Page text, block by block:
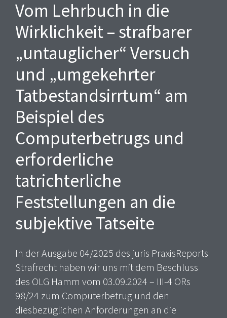
Vom Lehrbuch in die
Wirklichkeit – strafbarer
„untauglicher“ Versuch
und „umgekehrter
Tatbestandsirrtum“ am
Beispiel des
Computerbetrugs und
erforderliche
tatrichterliche
Feststellungen an die
subjektive Tatseite
In der Ausgabe 04/2025 des juris PraxisReports
Strafrecht haben wir uns mit dem Beschluss
des OLG Hamm vom 03.09.2024 – III-4 ORs
98/24 zum Computerbetrug und den
diesbezüglichen Anforderungen an die